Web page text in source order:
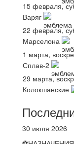
15 февраля,
Варяг
22 февраля,
Марселона
1 марта,
Сплав-2
29 марта,
Колокшанские
30 июля 2026